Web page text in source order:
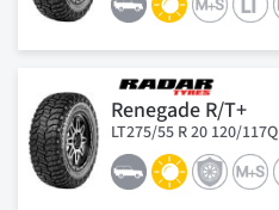
Renegade R/T+
LT275/55 R 20 120/117Q